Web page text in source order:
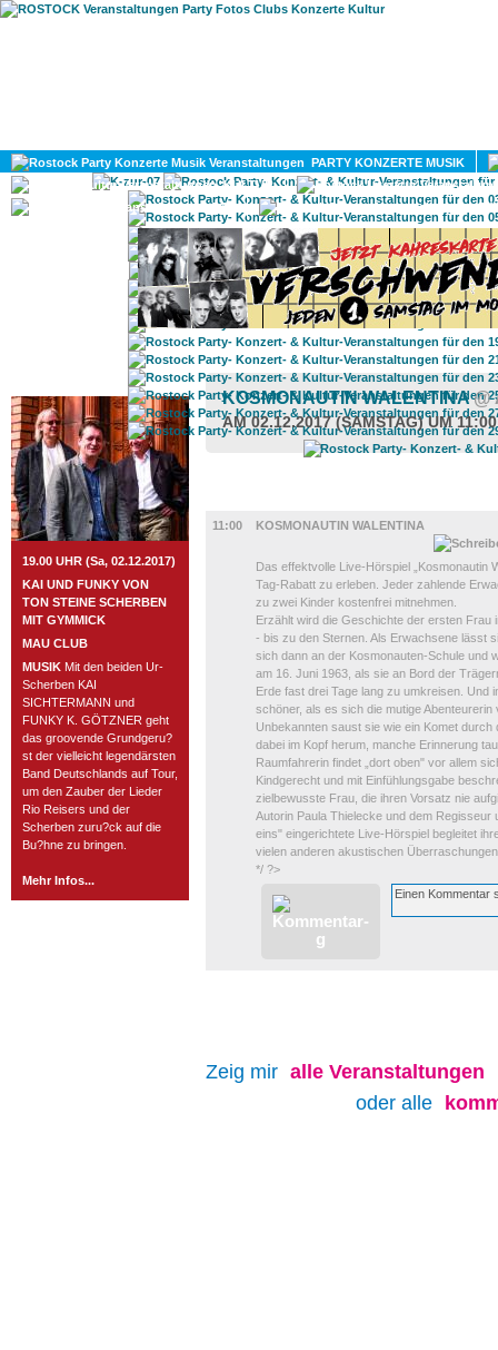
PARTY KONZERTE MUSIK
KULTUR
GAY
ROSTOCK TAGESTIPP
19.00 UHR (Sa, 02.12.2017)
KAI UND FUNKY VON
TON STEINE SCHERBEN
MIT GYMMICK
MAU CLUB
MUSIK Mit den beiden Ur-
Scherben KAI
SICHTERMANN und
FUNKY K. GÖTZNER geht
das groovende Grundgeru?
st der vielleicht legendärsten
Band Deutschlands auf Tour,
um den Zauber der Lieder
Rio Reisers und der
Scherben zuru?ck auf die
Bu?hne zu bringen.
Mehr Infos...
KOSMONAUTIN WALENTINA@
AM 02.12.2017 (SAMSTAG) UM
11:00
KOSMONAUTIN WALENTINA
Das effektvolle Live-Hörspiel „Kosmonautin
Tag-Rabatt zu erleben. Jeder zahlende
zu zwei Kinder kostenfrei mitnehmen.
Erzählt wird die Geschichte der ersten Frau
- bis zu den Sternen. Als Erwachsene lässt
sich dann an der Kosmonauten-Schule und
am 16. Juni 1963, als sie an Bord der
Erde fast drei Tage lang zu umkreisen. Und
schöner, als es sich die mutige
Unbekannten saust sie wie ein Komet
dabei im Kopf herum, manche Erinnerung
Raumfahrerin findet „dort oben" vor allem
Kindgerecht und mit Einfühlungsgabe
zielbewusste Frau, die ihren Vorsatz nie
Autorin Paula Thielecke und dem
eins" eingerichtete Live-Hörspiel begleitet
vielen anderen akustischen
*/ ?>
Zeig mir alle Veranstaltungen
oder alle